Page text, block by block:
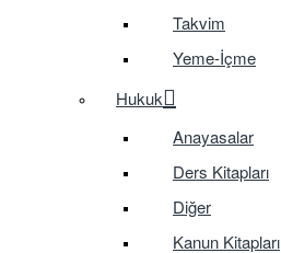
Takvim
Yeme-İçme
Hukuk
Anayasalar
Ders Kitapları
Diğer
Kanun Kitapları